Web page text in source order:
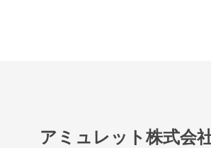
アミュレット株式会